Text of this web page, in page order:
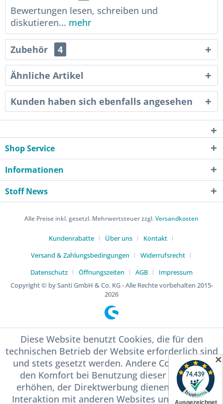
Bewertungen lesen, schreiben und
diskutieren... mehr
Zubehör 4
Ähnliche Artikel
Kunden haben sich ebenfalls angesehen
Shop Service
Informationen
Stoff News
Alle Preise inkl. gesetzl. Mehrwertsteuer zzgl.Versandkosten
Kundenrabatte Über uns
Kontakt
Versand & Zahlungsbedingungen
Widerrufsrecht
Datenschutz
Öffnungszeiten AGB
Impressum
Copyright © by Santi GmbH & Co. KG - Alle Rechte vorbehalten 2015-
2026
Diese Website benutzt Cookies, die für den
technischen Betrieb der Website erforderlich sind
und stets gesetzt werden. Andere Cookies, die
den Komfort bei Benutzung dieser Website
erhöhen, der Direktwerbung dienen oder die
Interaktion mit anderen Websites und sozialen
✕